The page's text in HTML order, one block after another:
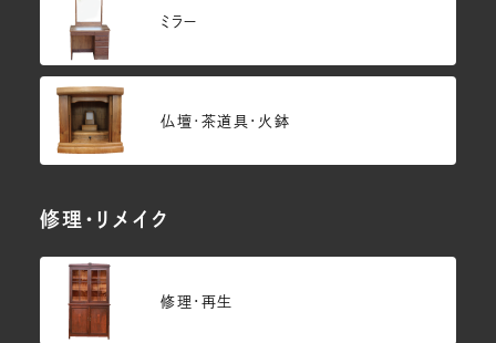
ミラー
仏壇･茶道具・火鉢
修理・リメイク
修理・再生